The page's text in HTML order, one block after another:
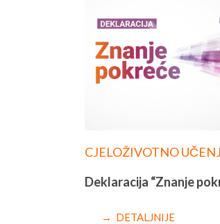
CJELOŽIVOTNO
Deklaracija “Znanje
→ DETALJNIJE